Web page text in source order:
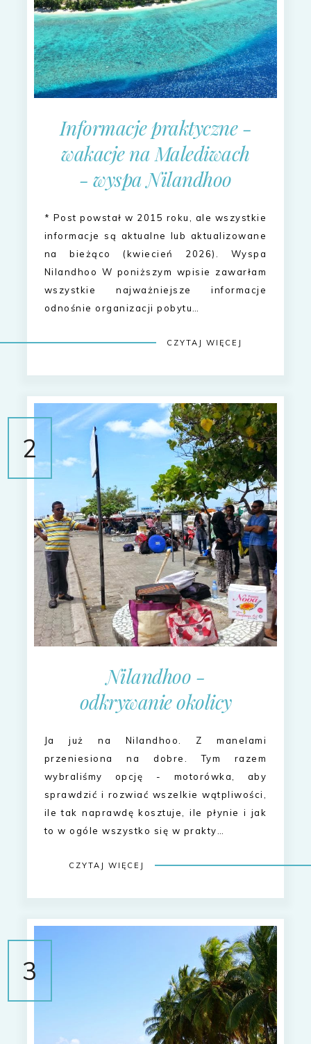
Informacje praktyczne -
wakacje na Malediwach
- wyspa Nilandhoo
* Post powstał w 2015 roku, ale wszystkie
informacje są aktualne lub aktualizowane
na bieżąco (kwiecień 2026). Wyspa
Nilandhoo W poniższym wpisie zawarłam
wszystkie najważniejsze informacje
odnośnie organizacji pobytu…
CZYTAJ WIĘCEJ
Nilandhoo -
odkrywanie okolicy
Ja już na Nilandhoo. Z manelami
przeniesiona na dobre. Tym razem
wybraliśmy opcję - motorówka, aby
sprawdzić i rozwiać wszelkie wątpliwości,
ile tak naprawdę kosztuje, ile płynie i jak
to w ogóle wszystko się w prakty…
CZYTAJ WIĘCEJ